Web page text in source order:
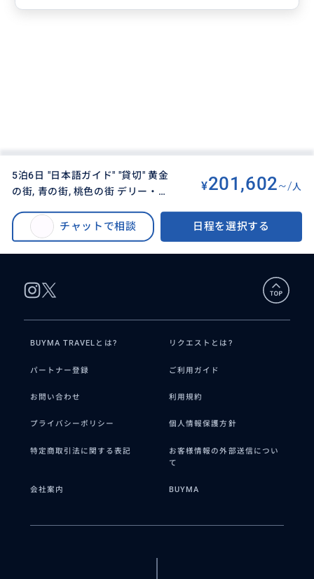
5泊6日 "日本語ガイド" "貸切" 黄金
の街, 青の街, 桃色の街 デリー・ジ
ジャイプール・アグラ・デリーツ
ア
¥201,602~/ 人
チャットで相談 日程を選択する
5泊6日 "日本語ガイド" "貸切" 黄金の街, 青の街, 桃色の街 デリー・ジャイサ
ルメール・ジョードプル・ジャイプール・アグラ・デリーツア
BUYMA TRAVELとは? リクエストとは?
パートナー登録 ご利用ガイド
お問い合わせ 利用規約
プライバシーポリシー 個人情報保護方針
特定商取引法に関する表記
お客様情報の外部送信につい
て
会社案内 BUYMA